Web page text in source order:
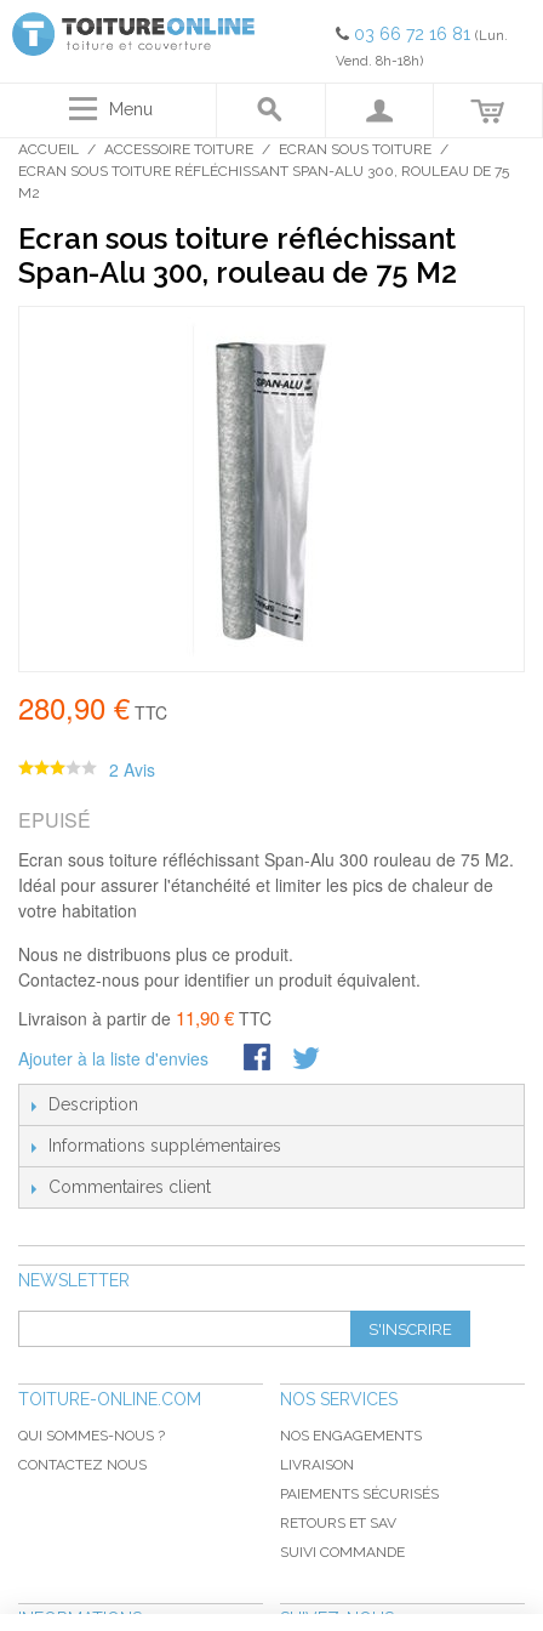
03 66 72 16 81 (Lun.
Vend. 8h-18h)
Menu
ACCUEIL / ACCESSOIRE TOITURE / ECRAN SOUS TOITURE /
ECRAN SOUS TOITURE RÉFLÉCHISSANT SPAN-ALU 300, ROULEAU DE 75
M2
Ecran sous toiture réfléchissant
Span-Alu 300, rouleau de 75 M2
280,90 € TTC
2 Avis
EPUISÉ
Ecran sous toiture réfléchissant Span-Alu 300 rouleau de 75 M2.
Idéal pour assurer l'étanchéité et limiter les pics de chaleur de
votre habitation
Nous ne distribuons plus ce produit.
Contactez-nous pour identifier un produit équivalent.
Livraison à partir de 11,90 € TTC
Ajouter à la liste d'envies
Description
Informations supplémentaires
Commentaires client
NEWSLETTER
S'INSCRIRE
TOITURE-ONLINE.COM
QUI SOMMES-NOUS ?
CONTACTEZ NOUS
NOS SERVICES
NOS ENGAGEMENTS
LIVRAISON
PAIEMENTS SÉCURISÉS
RETOURS ET SAV
SUIVI COMMANDE
INFORMATIONS SUIVEZ-NOUS